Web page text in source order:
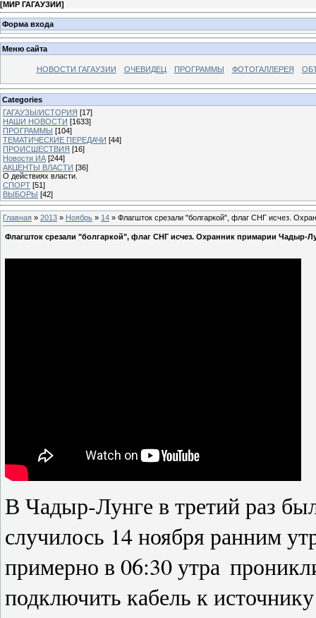
[МИР ГАГАУЗИИ]
Форма входа
Меню сайта
НОВОСТИ ГАГАУЗИИ ОЧЕВИДЕЦ ПРОГРАММЫ ФОТОГАЛЛЕРЕЯ
Categories
ГАГАУЗЫ/ИСТОРИЯ [17]
НАШИ НОВОСТИ [1633]
ПРОГРАММЫ [104]
ТЕМАТИЧЕСКИЕ ПЕРЕДАЧИ [44]
ПРОИСШЕСТВИЯ [16]
Новости ИА [244]
АКЦЕНТЫ ВЛАСТИ [36]
О действиях власти.
СПОРТ [51]
ВЫБОРЫ [42]
Главная » 2013 » Ноябрь » 14 » Флагшток срезали "болгаркой", флаг СНГ исчез.
Флагшток срезали "болгаркой", флаг СНГ исчез. Охранник примарии Чадыр-
В Чадыр-Лунге в третий раз
случилось 14 ноября ранним
примерно в 06:30 утра
подключить кабель к